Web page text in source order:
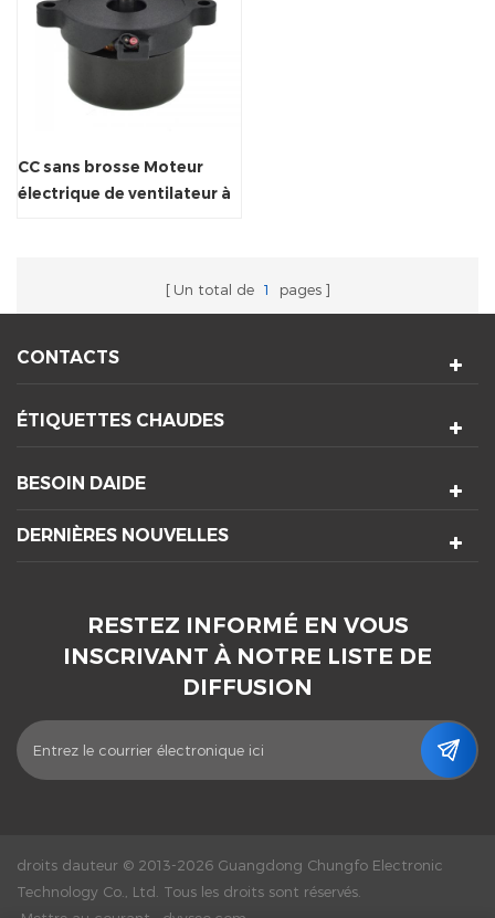
CC sans brosse Moteur
électrique de ventilateur à
Un total de 1 pages
CONTACTS
ÉTIQUETTES CHAUDES
BESOIN DAIDE
DERNIÈRES NOUVELLES
RESTEZ INFORMÉ EN VOUS
INSCRIVANT À NOTRE LISTE DE
DIFFUSION
droits dauteur © 2013-2026 Guangdong Chungfo Electronic
Technology Co., Ltd. Tous les droits sont réservés.